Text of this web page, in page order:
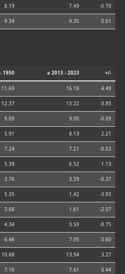
8.19 7.49 -0.70
9.34 9.35 0.01
1950 ⌀ 2013 - 2023 +/-
11.69 16.18 4.49
12.37 13.22 0.85
9.09 9.00 -0.09
5.91 8.13 2.21
7.24 7.21 -0.03
5.39 6.52 1.13
3.76 3.39 -0.37
5.35 1.42 -3.93
3.68 1.61 -2.07
4.34 3.59 -0.75
6.46 7.05 0.60
10.68 13.94 3.27
7.16 7.61 0.44